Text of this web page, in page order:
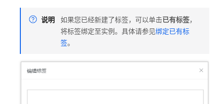
说明 如果您已经新建了标签，可以单击已有标签，
将标签绑定至实例。具体请参见绑定已有标
签。